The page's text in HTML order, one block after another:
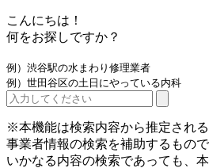
こんにちは！
何をお探しですか？
例）渋谷駅の水まわり修理業者
例）世田谷区の土日にやっている内科
※本機能は検索内容から推定される
事業者情報の検索を補助するもので
いかなる内容の検索であっても、